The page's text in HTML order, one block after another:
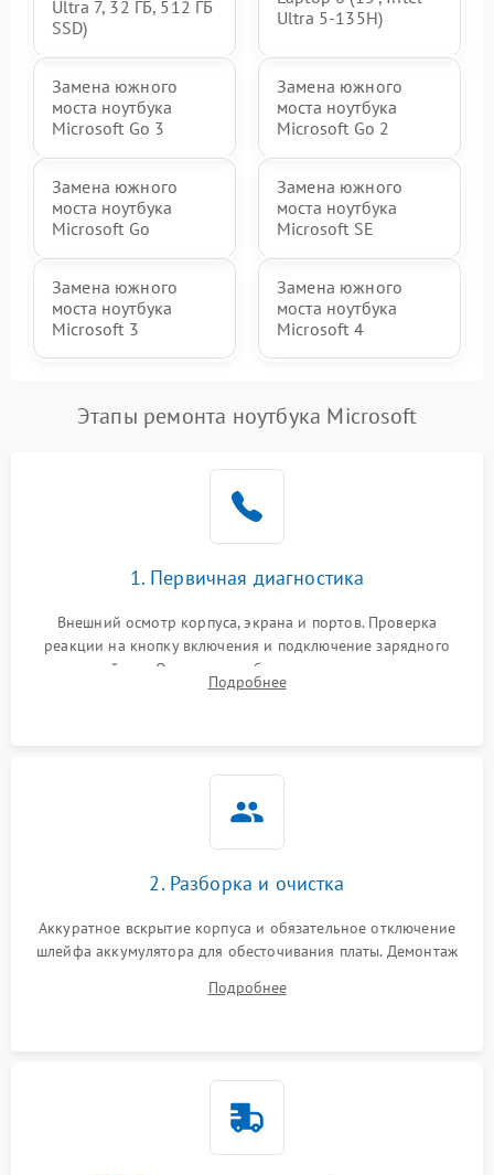
Ultra 7, 32 ГБ, 512 ГБ
SSD)
Ultra 5-135H)
Замена южного
моста ноутбука
Microsoft Go 3
Замена южного
моста ноутбука
Microsoft Go 2
Замена южного
моста ноутбука
Microsoft Go
Замена южного
моста ноутбука
Microsoft SE
Замена южного
моста ноутбука
Microsoft 3
Замена южного
моста ноутбука
Microsoft 4
Этапы ремонта ноутбука Microsoft
1. Первичная диагностика
Внешний осмотр корпуса, экрана и портов. Проверка
реакции на кнопку включения и подключение зарядного
устройства. Оценка потребления тока с помощью
лабораторного блока питания для локализации проблемы.
Подробнее
2. Разборка и очистка
Аккуратное вскрытие корпуса и обязательное отключение
шлейфа аккумулятора для обесточивания платы. Демонтаж
высохшей термопасты с кристаллов чипов.
Подробнее